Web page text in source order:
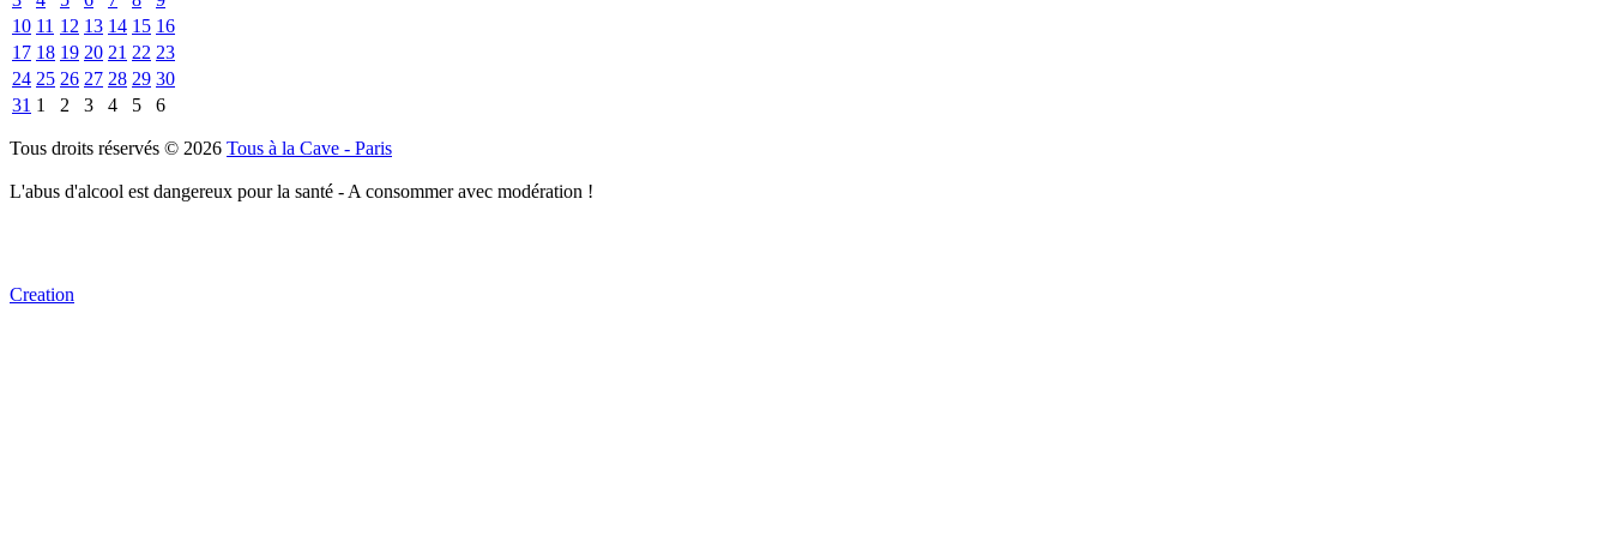
10 11 12 13 14 15 16
17 18 19 20 21 22 23
24 25 26 27 28 29 30
31 1 2 3 4 5 6
Tous droits réservés © 2026 Tous à la Cave - Paris
L'abus d'alcool est dangereux pour la santé - A consommer avec modération !
Creation